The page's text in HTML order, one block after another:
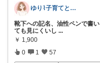
ゆり⌇子育てと暮らし🌷
靴下への記名、油性ペンで書い
ても見にくいし ...
￥ 1,900
0 1 57